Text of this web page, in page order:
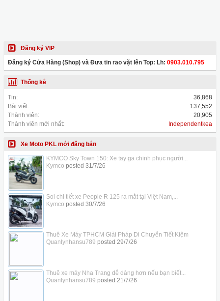
Đăng ký VIP
Đăng ký Cửa Hàng (Shop) và Đưa tin rao vặt lên Top: Lh: 0903.010.795
Thống kê
Tin:
36,868
Bài viết:
137,552
Thành viên:
20,905
Thành viên mới nhất:
Independentkea
Xe Moto PKL mới đăng bán
KYMCO Sky Town 150: Xe tay ga chinh phục người...
Kymco posted 31/7/26
Soi chi tiết xe People R 125 ra mắt tại Việt Nam,...
Kymco posted 30/7/26
Thuê Xe Máy TPHCM Giải Pháp Di Chuyển Tiết Kiệm
Quanlynhansu789 posted 29/7/26
Thuê xe máy Nha Trang dễ dàng hơn nếu bạn biết...
Quanlynhansu789 posted 21/7/26